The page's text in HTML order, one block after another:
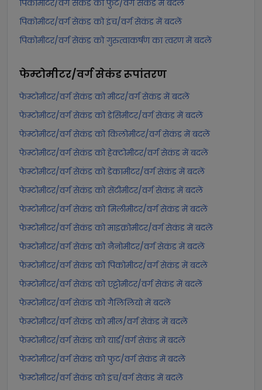
पिकोमीटर/वर्ग सेकंड को फुट/वर्ग सेकंड में बदलें
पिकोमीटर/वर्ग सेकंड को इंच/वर्ग सेकंड में बदलें
पिकोमीटर/वर्ग सेकंड को गुरुत्वाकर्षण का त्वरण में बदलें
फेम्टोमीटर/वर्ग सेकंडरूपांतरण
फेम्टोमीटर/वर्ग सेकंड को मीटर/वर्ग सेकंड में बदलें
फेम्टोमीटर/वर्ग सेकंड को डेसिमीटर/वर्ग सेकंड में बदलें
फेम्टोमीटर/वर्ग सेकंड को किलोमीटर/वर्ग सेकंड में बदलें
फेम्टोमीटर/वर्ग सेकंड को हेक्टोमीटर/वर्ग सेकंड में बदलें
फेम्टोमीटर/वर्ग सेकंड को डेकामीटर/वर्ग सेकंड में बदलें
फेम्टोमीटर/वर्ग सेकंड को सेंटीमीटर/वर्ग सेकंड में बदलें
फेम्टोमीटर/वर्ग सेकंड को मिलीमीटर/वर्ग सेकंड में बदलें
फेम्टोमीटर/वर्ग सेकंड को माइक्रोमीटर/वर्ग सेकंड में बदलें
फेम्टोमीटर/वर्ग सेकंड को नैनोमीटर/वर्ग सेकंड में बदलें
फेम्टोमीटर/वर्ग सेकंड को पिकोमीटर/वर्ग सेकंड में बदलें
फेम्टोमीटर/वर्ग सेकंड को एट्टोमीटर/वर्ग सेकंड में बदलें
फेम्टोमीटर/वर्ग सेकंड को गैलिलियो में बदलें
फेम्टोमीटर/वर्ग सेकंड को मील/वर्ग सेकंड में बदलें
फेम्टोमीटर/वर्ग सेकंड को यार्ड/वर्ग सेकंड में बदलें
फेम्टोमीटर/वर्ग सेकंड को फुट/वर्ग सेकंड में बदलें
फेम्टोमीटर/वर्ग सेकंड को इंच/वर्ग सेकंड में बदलें